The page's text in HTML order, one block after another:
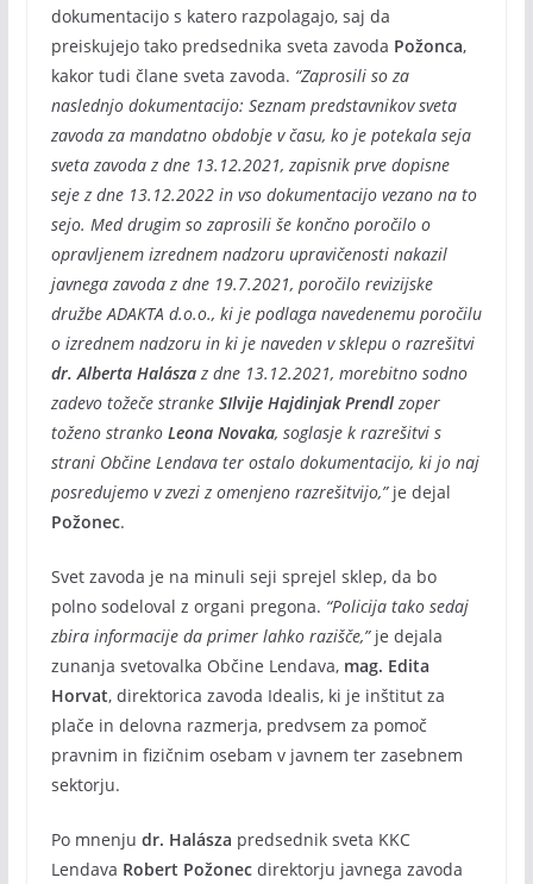
dokumentacijo s katero razpolagajo, saj da
preiskujejo tako predsednika sveta zavoda Požonca,
kakor tudi člane sveta zavoda. “Zaprosili so za
naslednjo dokumentacijo: Seznam predstavnikov sveta
zavoda za mandatno obdobje v času, ko je potekala seja
sveta zavoda z dne 13.12.2021, zapisnik prve dopisne
seje z dne 13.12.2022 in vso dokumentacijo vezano na to
sejo. Med drugim so zaprosili še končno poročilo o
opravljenem izrednem nadzoru upravičenosti nakazil
javnega zavoda z dne 19.7.2021, poročilo revizijske
družbe ADAKTA d.o.o., ki je podlaga navedenemu poročilu
o izrednem nadzoru in ki je naveden v sklepu o razrešitvi
dr. Alberta Halászaz dne 13.12.2021, morebitno sodno
zadevo tožeče stranke SIlvije Hajdinjak Prendlzoper
toženo stranko Leona Novaka, soglasje k razrešitvi s
strani Občine Lendava ter ostalo dokumentacijo, ki jo naj
posredujemo v zvezi z omenjeno razrešitvijo,”je dejal
Požonec.
Svet zavoda je na minuli seji sprejel sklep, da bo
polno sodeloval z organi pregona. “Policija tako sedaj
zbira informacije da primer lahko razišče,”je dejala
zunanja svetovalka Občine Lendava, mag. Edita
Horvat, direktorica zavoda Idealis, ki je inštitut za
plače in delovna razmerja, predvsem za pomoč
pravnim in fizičnim osebam v javnem ter zasebnem
sektorju.
Po mnenju dr. Halásza predsednik sveta KKC
Lendava Robert Požonecdirektorju javnega zavoda